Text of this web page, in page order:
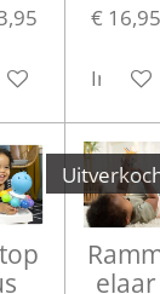
€ 16,95
In
elaar